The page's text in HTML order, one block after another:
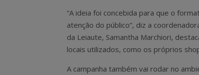
“A ideia foi concebida para que o
atenção do público”, diz a
da Leiaute, Samantha Marchiori,
locais utilizados, como os próprios
A campanha também vai rodar no